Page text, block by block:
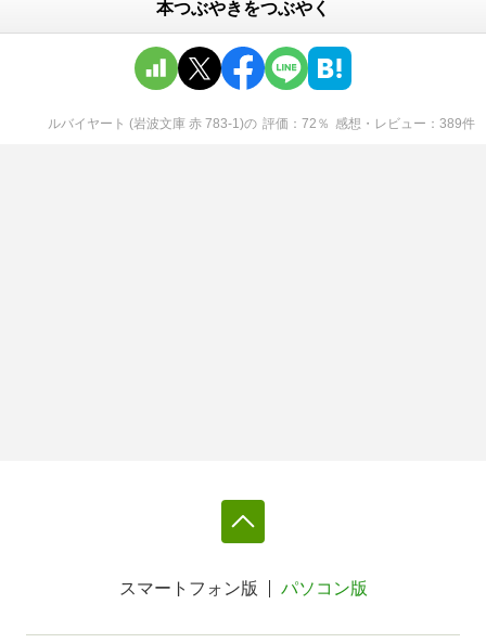
本つぶやきをつぶやく
ルバイヤート (岩波文庫 赤 783-1)の 評価 72 ％ 感想・レビュー 389件
スマートフォン版 パソコン版